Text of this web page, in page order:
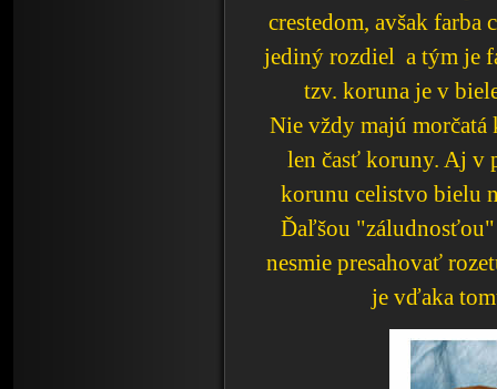
crestedom, avšak farba
jediný rozdiel a tým je
tzv. koruna je v
Nie vždy majú morčatá
len časť koruny. Aj v
korunu celistvo bielu
Ďaľšou
nesmie presahovať
je vďaka